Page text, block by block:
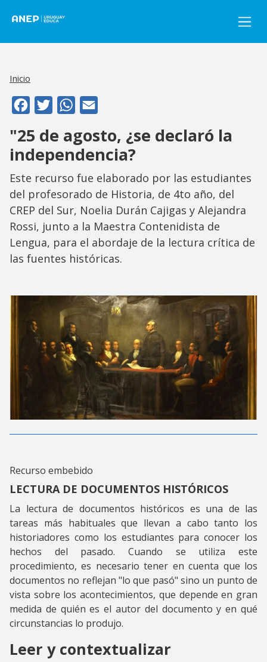
Inicio
FacebookTwitterWhatsApp
"25 de agosto, ¿se declaró la
independencia?
Este recurso fue elaborado por las estudiantes
del profesorado de Historia, de 4to año, del
CREP del Sur, Noelia Durán Cajigas y Alejandra
Rossi, junto a la Maestra Contenidista de
Lengua, para el abordaje de la lectura crítica de
las fuentes históricas.
Recurso embebido
LECTURA DE DOCUMENTOS HISTÓRICOS
La lectura de documentos históricos es una de las
tareas más habituales que llevan a cabo tanto los
historiadores como los estudiantes para conocer los
hechos del pasado. Cuando se utiliza este
procedimiento, es necesario tener en cuenta que los
documentos no reflejan "lo que pasó" sino un punto de
vista sobre los acontecimientos, que depende en gran
medida de quién es el autor del documento y en qué
circunstancias lo produjo.
Leer y contextualizar